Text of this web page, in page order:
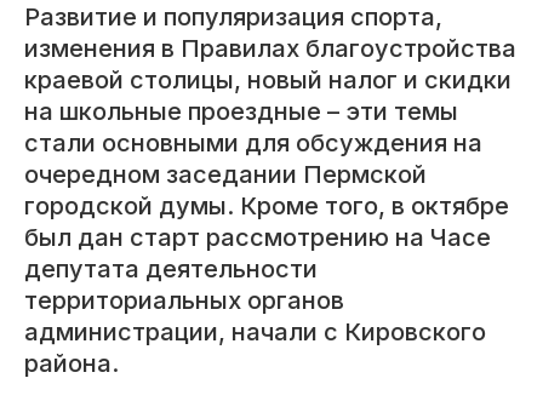
Развитие и популяризация спорта,
изменения в Правилах благоустройства
краевой столицы, новый налог и скидки
на школьные проездные – эти темы
стали основными для обсуждения на
очередном заседании Пермской
городской думы. Кроме того, в октябре
был дан старт рассмотрению на Часе
депутата деятельности
территориальных органов
администрации, начали с Кировского
района.